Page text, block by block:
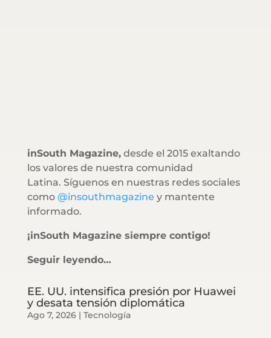
inSouth Magazine,desde el 2015 exaltando
los valores de nuestra comunidad
Latina. Síguenos en nuestras redes sociales
como @insouthmagazine y mantente
informado.
¡inSouth Magazine siempre contigo!
Seguir leyendo…
EE. UU. intensifica presión por Huawei
y desata tensión diplomática
Ago 7, 2026| Tecnología